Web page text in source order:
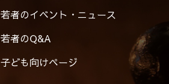
若者のイベント・ニュース
若者のQ&A
子ども向けページ